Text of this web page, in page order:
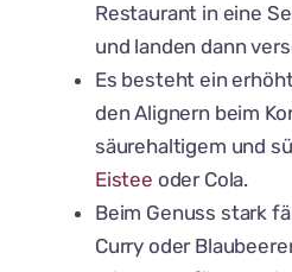
Restaurant in eine
und landen dann
Es besteht ein
den Alignern beim
säurehaltigem und
Eistee oder Cola.
Beim Genuss stark
Curry oder